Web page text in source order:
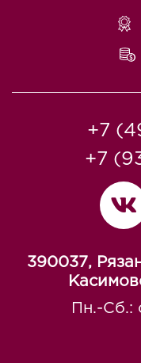
+7
+7
390037,
Пн.-Сб.: